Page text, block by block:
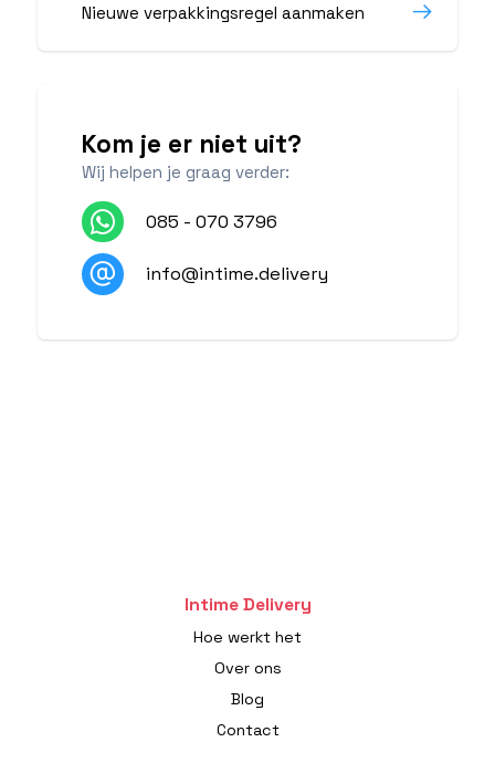
Nieuwe verpakkingsregel aanmaken
Kom je er niet uit?
Wij helpen je graag verder:
085 - 070 3796
info@intime.delivery
Intime Delivery
Hoe werkt het
Over ons
Blog
Contact